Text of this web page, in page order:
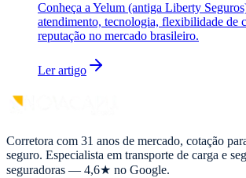
Conheça a Yelum (antiga Liberty
atendimento, tecnologia, flexibilidade de
reputação no mercado brasileiro.
Ler artigo
Corretora com 31 anos de mercado, cotação
seguro. Especialista em transporte de carga e
seguradoras — 4,6★ no Google.